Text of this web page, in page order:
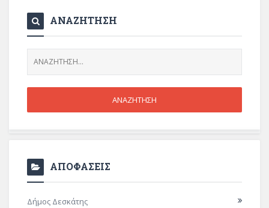
ΑΝΑΖΗΤΗΣΗ
ΑΠΟΦΑΣΕΙΣ
Δήμος Δεσκάτης